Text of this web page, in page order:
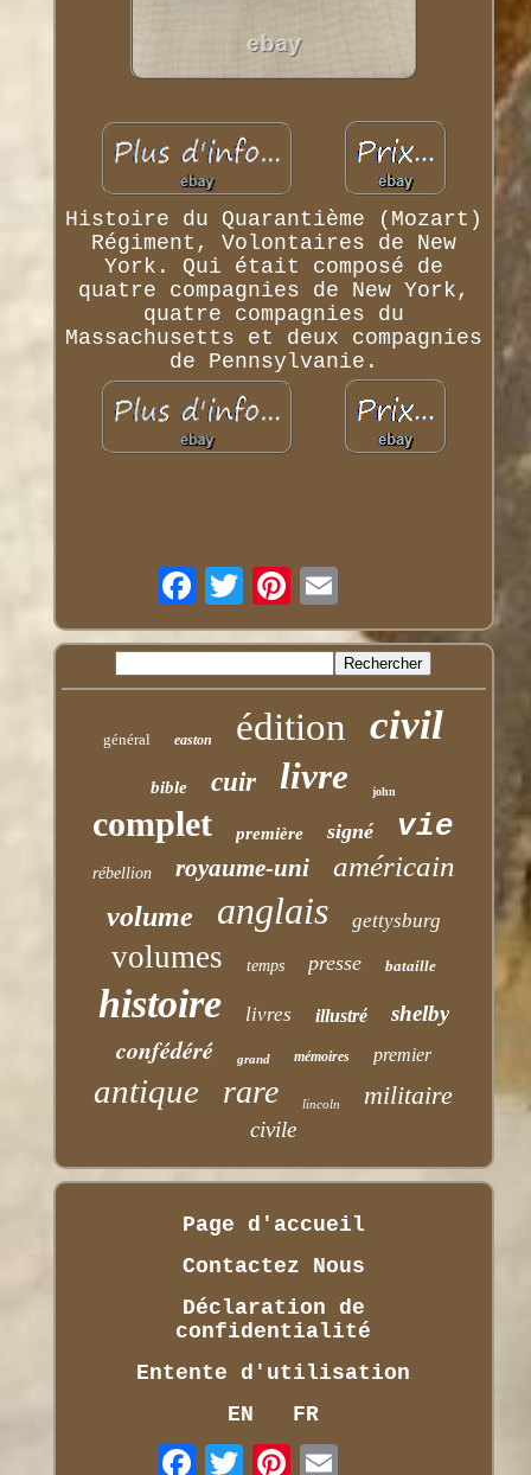
Histoire du Quarantième (Mozart)
Régiment, Volontaires de New
York. Qui était composé de
quatre compagnies de New York,
quatre compagnies du
Massachusetts et deux compagnies
de Pennsylvanie.
général easton édition civil
bible cuir livre john
complet première signé vie
rébellion royaume-uni américain
volume anglais gettysburg
volumes temps presse bataille
histoire livres illustré shelby
confédéré grand mémoires premier
antique rare lincoln militaire
civile
Page d'accueil
Contactez Nous
Déclaration de
confidentialité
Entente d'utilisation
EN
FR